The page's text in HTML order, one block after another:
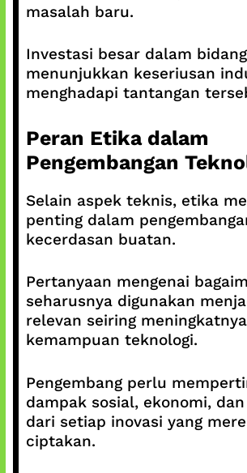
masalah baru.
Investasi besar dalam
menunjukkan keseriusan
menghadapi tantangan
Peran Etika dalam
Pengembangan
Selain aspek teknis, etika
penting dalam
kecerdasan buatan.
Pertanyaan mengenai
seharusnya digunakan
relevan seiring meningkatnya
kemampuan teknologi.
Pengembang perlu
dampak sosial, ekonomi,
dari setiap inovasi yang
ciptakan.